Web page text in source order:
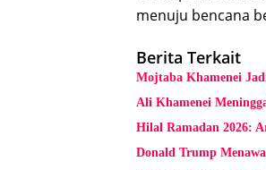
menuju bencana
Berita Terkait
Mojtaba Khamenei
Ali Khamenei
Hilal Ramadan 2026:
Donald Trump